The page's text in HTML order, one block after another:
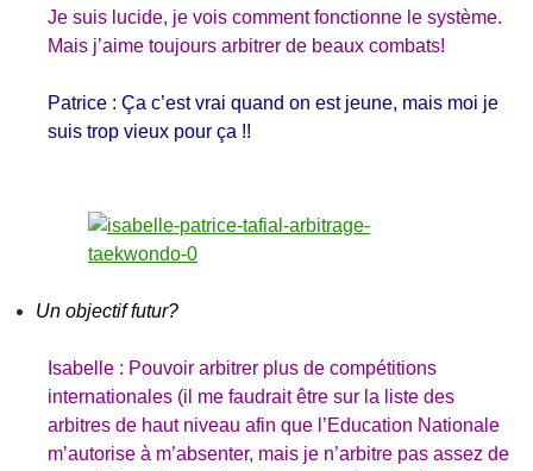
Je suis lucide, je vois comment fonctionne le système.
Mais j’aime toujours arbitrer de beaux combats!
Patrice : Ça c’est vrai quand on est jeune, mais moi je
suis trop vieux pour ça !!
Un objectif futur?
Isabelle : Pouvoir arbitrer plus de compétitions
internationales (il me faudrait être sur la liste des
arbitres de haut niveau afin que l’Education Nationale
m’autorise à m’absenter, mais je n’arbitre pas assez de